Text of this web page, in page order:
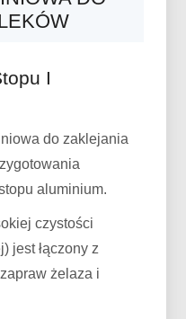
I
do zaklejania
aluminium.
czystości
jest łączony z
żelaza i